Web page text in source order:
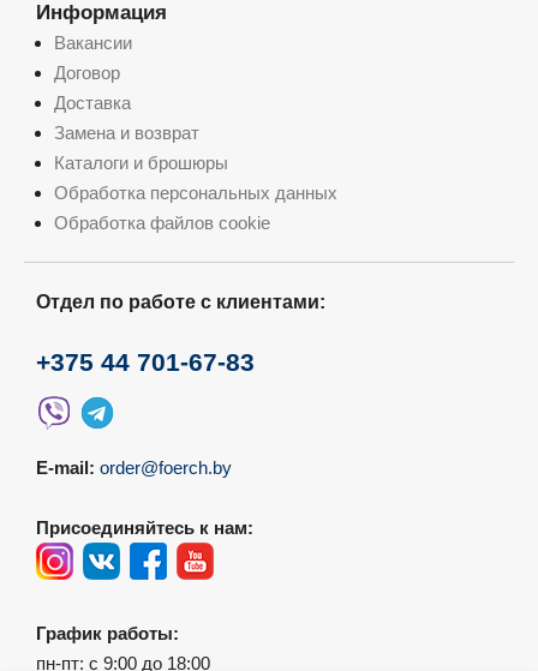
Информация
Вакансии
Договор
Доставка
Замена и возврат
Каталоги и брошюры
Обработка персональных данных
Обработка файлов cookie
Отдел по работе с клиентами:
+375 44 701-67-83
E-mail: order@foerch.by
Присоединяйтесь к нам:
График работы:
пн-пт: с 9:00 до 18:00